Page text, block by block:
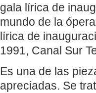
gala lírica de
mundo de la
lírica de
1991, Canal Sur
Es una de las
apreciadas. Se